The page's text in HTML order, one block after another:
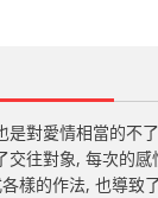
是對愛情相當的不
交往對象, 每次的
樣的作法, 也導致